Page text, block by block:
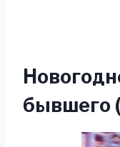
бывшего